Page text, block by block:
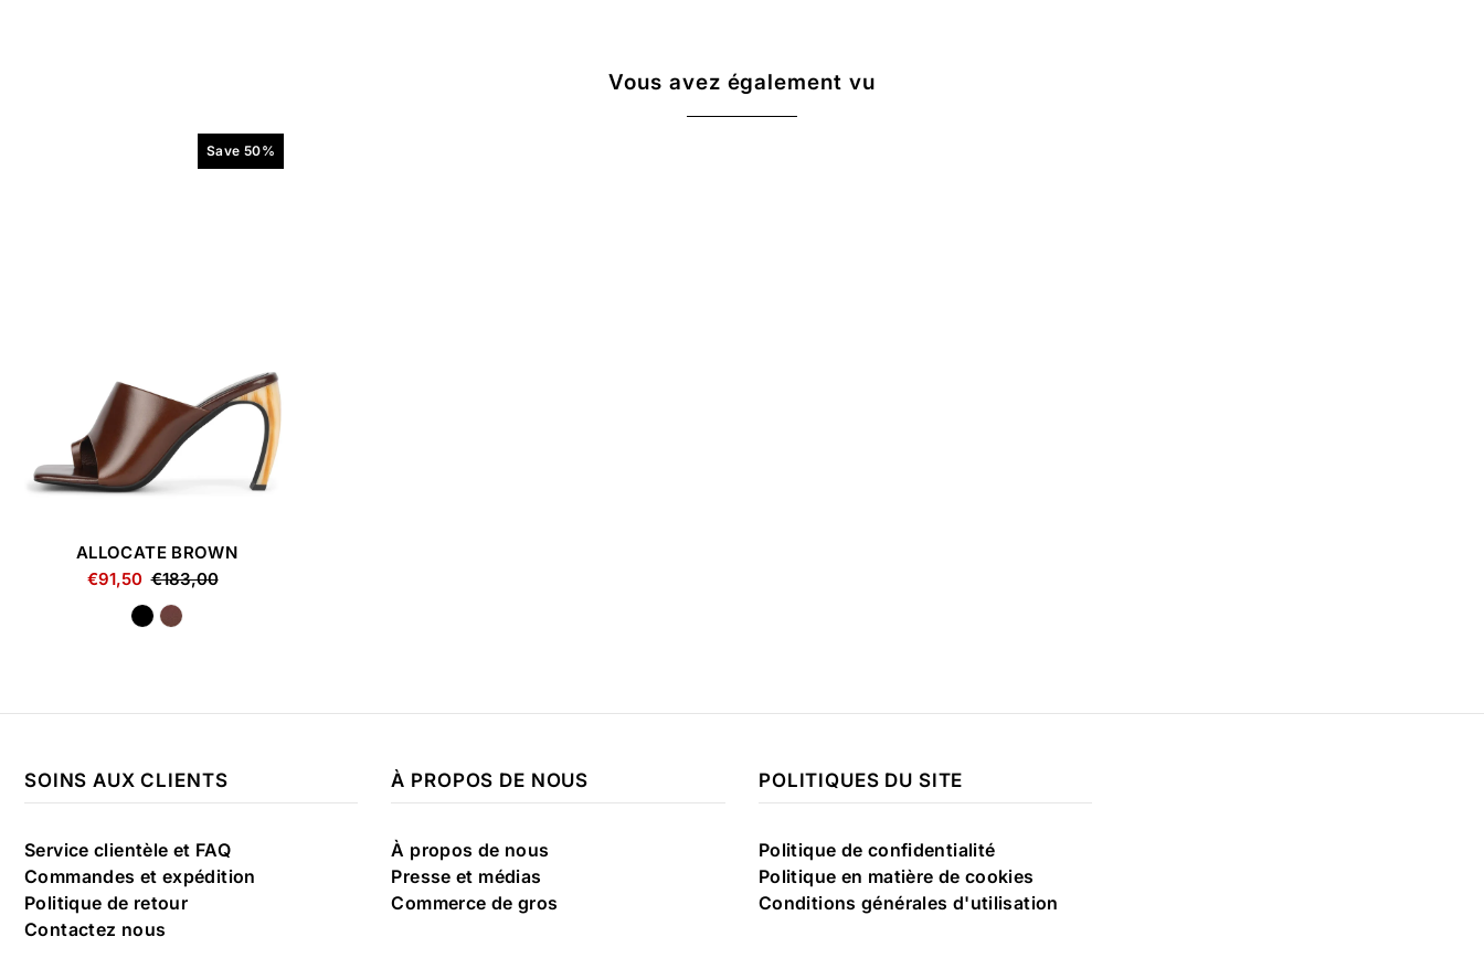
Vous avez également vu
Save 50%
ALLOCATE BROWN
€91,50 €183,00
SOINS AUX CLIENTS
Service clientèle et FAQ
Commandes et expédition
Politique de retour
Contactez nous
À PROPOS DE NOUS
À propos de nous
Presse et médias
Commerce de gros
POLITIQUES DU SITE
Politique de confidentialité
Politique en matière de cookies
Conditions générales d'utilisation